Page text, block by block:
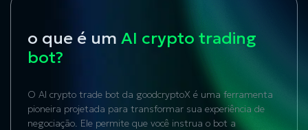
o que é um AI crypto trading
bot?
O AI crypto trade bot da goodcryptoX é uma ferramenta
pioneira projetada para transformar sua experiência de
negociação. Ele permite que você instrua o bot a